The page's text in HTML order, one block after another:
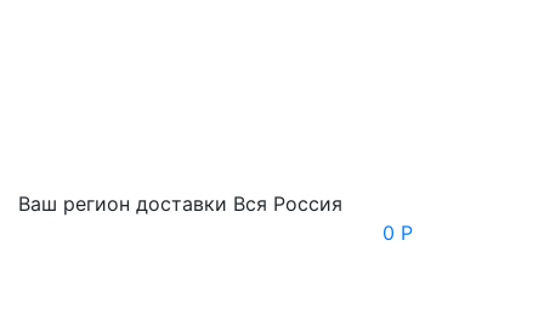
Ваш регион доставки Вся Россия
0 Р